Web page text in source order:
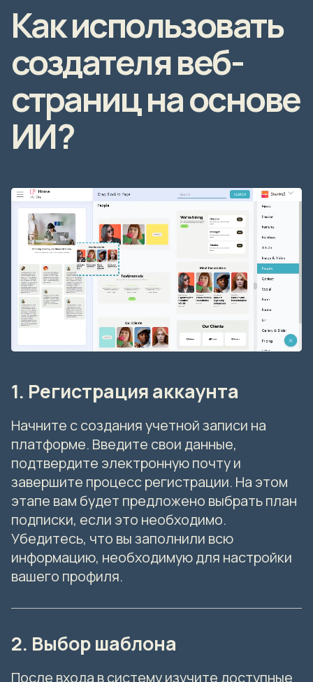
Как использовать
создателя веб-
страниц на основе
ИИ?
1. Регистрация аккаунта
Начните с создания учетной записи на
платформе. Введите свои данные,
подтвердите электронную почту и
завершите процесс регистрации. На этом
этапе вам будет предложено выбрать план
подписки, если это необходимо.
Убедитесь, что вы заполнили всю
информацию, необходимую для настройки
вашего профиля.
2. Выбор шаблона
После входа в систему изучите доступные